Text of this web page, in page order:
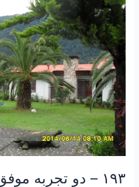
۱۹۳ – دو تجربه
دو
تجربه
موفق
در
درمان
گیاهی
سرطان